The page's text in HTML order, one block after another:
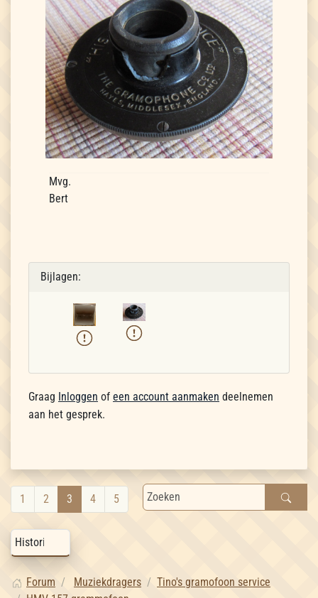
Mvg.
Bert
Bijlagen:
Graag Inloggen of een account aanmaken deelnemen
aan het gesprek.
1 2 3 4 5
Forum Muziekdragers
Tino's gramofoon service